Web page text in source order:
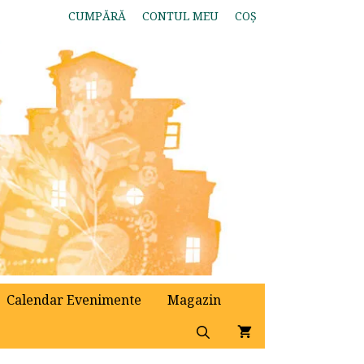
CUMPĂRĂ CONTUL MEU COȘ
Calendar Evenimente Magazin